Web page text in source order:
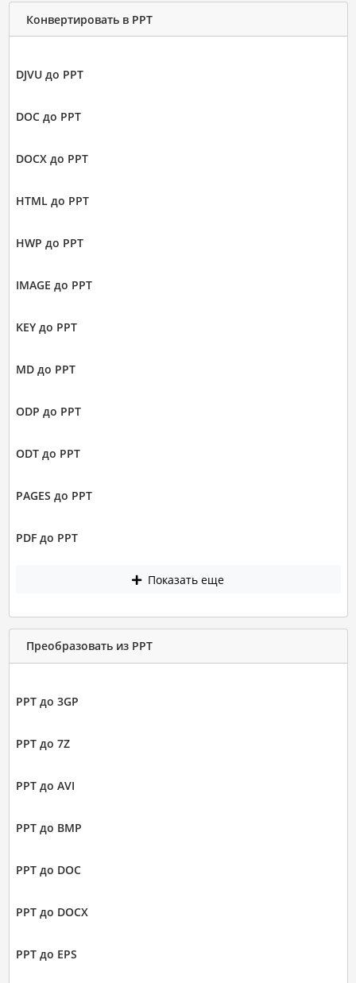
Конвертировать в PPT
DJVU до PPT
DOC до PPT
DOCX до PPT
HTML до PPT
HWP до PPT
IMAGE до PPT
KEY до PPT
MD до PPT
ODP до PPT
ODT до PPT
PAGES до PPT
PDF до PPT
Показать еще
Преобразовать из PPT
PPT до 3GP
PPT до 7Z
PPT до AVI
PPT до BMP
PPT до DOC
PPT до DOCX
PPT до EPS